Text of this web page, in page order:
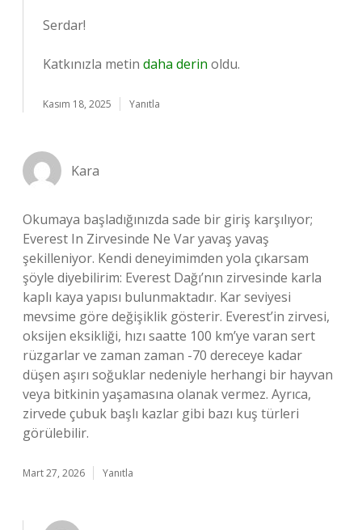
Serdar!
Katkınızla metin daha derin oldu.
Kasım 18, 2025 Yanıtla
Kara
Okumaya başladığınızda sade bir giriş karşılıyor;
Everest In Zirvesinde Ne Var yavaş yavaş
şekilleniyor. Kendi deneyimimden yola çıkarsam
şöyle diyebilirim: Everest Dağı’nın zirvesinde karla
kaplı kaya yapısı bulunmaktadır. Kar seviyesi
mevsime göre değişiklik gösterir. Everest’in zirvesi,
oksijen eksikliği, hızı saatte 100 km’ye varan sert
rüzgarlar ve zaman zaman -70 dereceye kadar
düşen aşırı soğuklar nedeniyle herhangi bir hayvan
veya bitkinin yaşamasına olanak vermez. Ayrıca,
zirvede çubuk başlı kazlar gibi bazı kuş türleri
görülebilir.
Mart 27, 2026 Yanıtla